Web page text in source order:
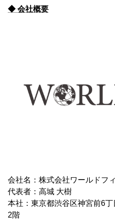
◆ 会社概要
会社名：株式会社ワールドフ
代表者：高城 大樹
本社：東京都渋谷区神宮前6
2階